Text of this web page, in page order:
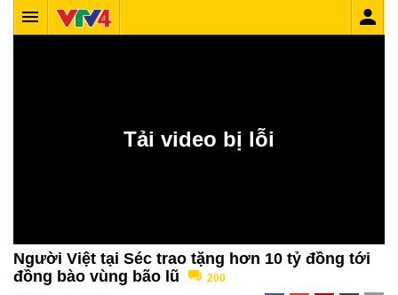
Người Việt tại Séc trao tặng hơn 10 tỷ đồng tới
đồng bào vùng bão lũ
200